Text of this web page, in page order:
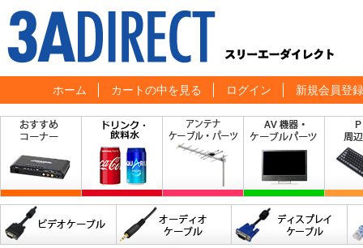
ホーム カートの中を見る ログイン 新規会員登録